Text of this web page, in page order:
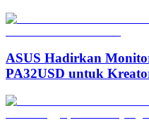
ASUS Hadirkan
PA32USD untuk